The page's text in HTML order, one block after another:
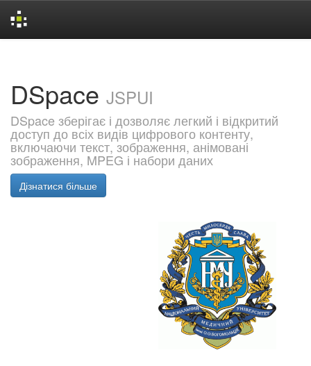
DSpace JSPUI
DSpace зберігає і дозволяє легкий і відкритий
доступ до всіх видів цифрового контенту,
включаючи текст, зображення, анімовані
зображення, MPEG і набори даних
Дізнатися більше